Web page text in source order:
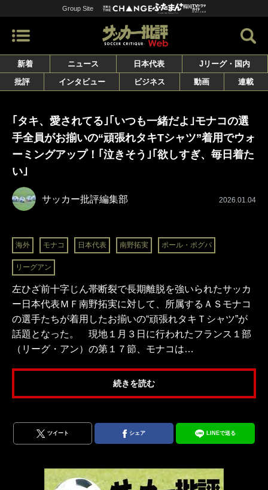
Group Site
新着 ニュース 日本代表
Jリーグ・国内
批評
インタビュー ビジネス 動画 連載
｢タキ、愛されてる｣｢いつも一緒だよ｣モナコの選
手全員がお揃いの“頑張れタキTシャツ”着用でウォ
ーミングアップ！｢泣きそう｣｢欲しすぎ、毎日着た
い｣
サッカー批評編集部 2026.01.04
海外 モナコ 日本代表 南野拓実 ポール・ポグバ
リーグアン
左ひざ前十字じん帯断裂で長期離脱を強いられたサッカ
ー日本代表ＭＦ南野拓実に対して、所属するＡＳモナコ
の選手たちが着用したお揃いの“頑張れタキＴシャツ”が
話題となった。 現地１月３日に行われたフランス１部
（リーグ・アン）の第１７節、モナコは…
続きを読む
ツイート シェア LINEで送る